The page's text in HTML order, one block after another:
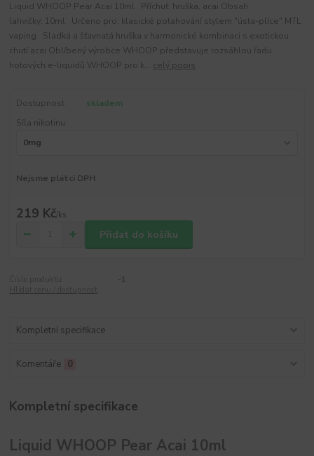
Liquid WHOOP Pear Acai 10ml Příchuť: hruška, acai Obsah
lahvičky: 10ml Určeno pro: klasické potahování stylem "ústa-plíce" MTL
vaping Sladká a šťavnatá hruška v harmonické kombinaci s exotickou
chutí acai Oblíbený výrobce WHOOP představuje rozsáhlou řadu
hotových e-liquidů WHOOP pro k... celý popis
Dostupnost
skladem
Síla nikotinu
Nejsme plátci DPH
219 Kč/ks
Přidat do košíku
Kompletní specifikace
Komentáře 0
Kompletní specifikace
Liquid WHOOP Pear Acai 10ml